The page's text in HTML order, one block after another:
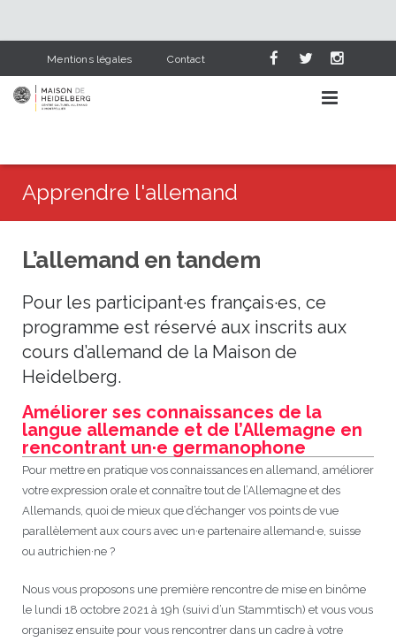
Mentions légales Contact
AGENDA CULTUREL
Événements
Lieux
Catégories
APPRENDRE L’ALLEMAND
Pourquoi apprendre l’allemand
Cours d’allemand
Cours pour adultes
Niveaux de base
Perfectionnement
Cours thématiques
Atelier de chant
Formation professionnelle
Cours enfants / ados
Cours particuliers
Stages intensifs
Centre d’examens
Inscriptions et tarifs
Tandem linguistique
L’allemand dans le scolaire
Infos profs d’allemand
Matériel pédagogique
Formation des enseignants
Infos pour les parents
Section Internationale Allemand
AbiBac
NOS SERVICES
Bibliothèque
Dernières acquisitions
Cercle de lecture
Onleihe – Prêt en ligne
Deutsch-französische Corona-Chroniken
écolotude
Conseil de mobilité
Coaching individuel
Point info
Volontariat écologique
Opportunités
Petites annonces
Parcourir les annonces
Rédiger une annonce
Brieffreunde@correspondants
Classe@Klasse
Inscription pour les classes françaises
Inscription à notre newsletter
HEIDELBERG & NOUS
Visite en photos
Notre équipe
Equipe de Montpellier
Equipe de Heidelberg
Jumelage Heidelberg / Montpellier
50 ans en 2016
Maison de Montpellier
Plan d’accès
PARTENAIRES
Partenaires institutionnels
Coopérations culturelles et pédagogiques
Réseaux franco-allemands en LR
Réseau d’affaires
Liens utiles
JEU
Les Mystères de Heidelberg
99Ballons
Apprendre l'allemand
L’allemand en tandem
Pour les participant·es français·es, ce
programme est réservé aux inscrits aux
cours d’allemand de la Maison de
Heidelberg.
Améliorer ses connaissances de la
langue allemande et de l’Allemagne en
rencontrant un·e germanophone
Pour mettre en pratique vos connaissances en allemand, améliorer
votre expression orale et connaître tout de l’Allemagne et des
Allemands, quoi de mieux que d’échanger vos points de vue
parallèlement aux cours avec un·e partenaire allemand·e, suisse
ou autrichien·ne ?
Nous vous proposons une première rencontre de mise en binôme
le lundi 18 octobre 2021 à 19h (suivi d’un Stammtisch) et vous vous
organisez ensuite pour vous rencontrer dans un cadre à votre